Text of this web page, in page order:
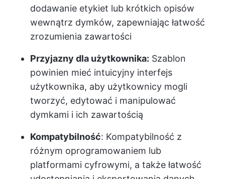
dodawanie etykiet lub krótkich opisów
wewnątrz dymków, zapewniając łatwość
zrozumienia zawartości
Przyjazny dla użytkownika: Szablon
powinien mieć intuicyjny interfejs
użytkownika, aby użytkownicy mogli
tworzyć, edytować i manipulować
dymkami i ich zawartością
Kompatybilność: Kompatybilność z
różnym oprogramowaniem lub
platformami cyfrowymi, a także łatwość